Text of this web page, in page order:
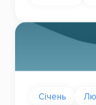
Січень